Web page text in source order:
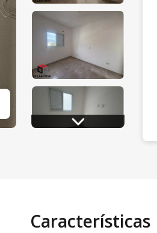
Características